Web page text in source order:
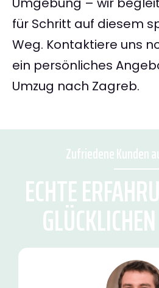
für Schritt auf diesem
Weg. Kontaktiere uns
ein persönliches
Umzug nach Zagreb.
Zufriedene Kunden
ECHTE